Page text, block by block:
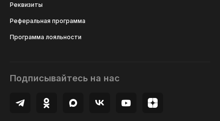
Реквизиты
Реферальная программа
Программа лояльности
Подписывайтесь на нас